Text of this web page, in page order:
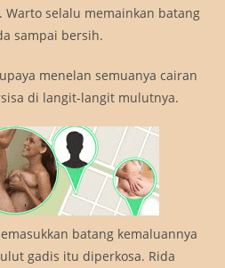
selalu memainkan batang
sampai bersih.
menelan semuanya cairan
di langit-langit mulutnya.
batang kemaluannya
gadis itu diperkosa. Rida